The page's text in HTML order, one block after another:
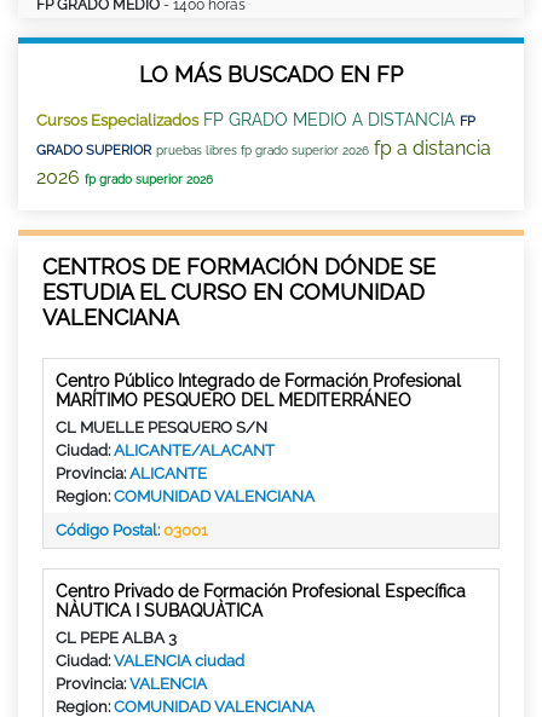
FP GRADO MEDIO - 1400 horas
LO MÁS BUSCADO EN FP
Cursos Especializados FP GRADO MEDIO A DISTANCIA FP
GRADO SUPERIOR pruebas libres fp grado superior 2026 fp a distancia
2026 fp grado superior 2026
CENTROS DE FORMACIÓN DÓNDE SE
ESTUDIA EL CURSO EN COMUNIDAD
VALENCIANA
Centro Público Integrado de Formación Profesional
MARÍTIMO PESQUERO DEL MEDITERRÁNEO
CL MUELLE PESQUERO S/N
Ciudad:ALICANTE/ALACANT
Provincia:ALICANTE
Region:COMUNIDAD VALENCIANA
Código Postal:03001
Centro Privado de Formación Profesional Específica
NÀUTICA I SUBAQUÀTICA
CL PEPE ALBA 3
Ciudad:VALENCIA ciudad
Provincia:VALENCIA
Region:COMUNIDAD VALENCIANA